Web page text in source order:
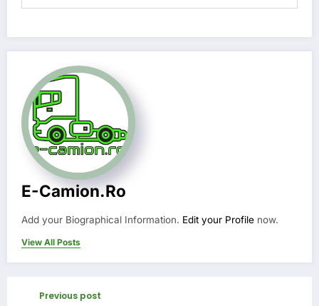
E-Camion.ro
Add your Biographical Information. Edit your Profile now.
View All Posts
Previous post